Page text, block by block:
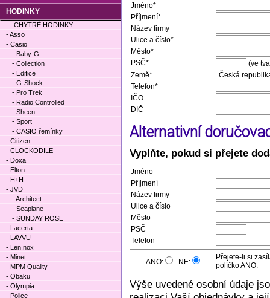
Jméno*
Příjmení*
Název firmy
Ulice a číslo*
Město*
PSČ*
(ve
Země*
Telefon*
IČO
DIČ
Alternativní
Vyplňte, pokud si přejete
Jméno
Příjmení
Název firmy
Ulice a číslo
Město
PSČ
Telefon
ANO: NE:
Přejete-li si
políčko ANO.
Výše uvedené osobní údaje
HODINKY
- _CHYTRÉ HODINKY
- Asso
- Casio
- Baby-G
- Collection
- Edifice
- G-Shock
- Pro Trek
- Radio Controlled
- Sheen
- Sport
- CASIO řemínky
- Citizen
- CLOCKODILE
- Doxa
- Elton
- H+H
- JVD
- Architect
- Seaplane
- SUNDAY ROSE
- Lacerta
- LAVVU
- Len.nox
- Minet
- MPM Quality
- Obaku
- Olympia
- Police